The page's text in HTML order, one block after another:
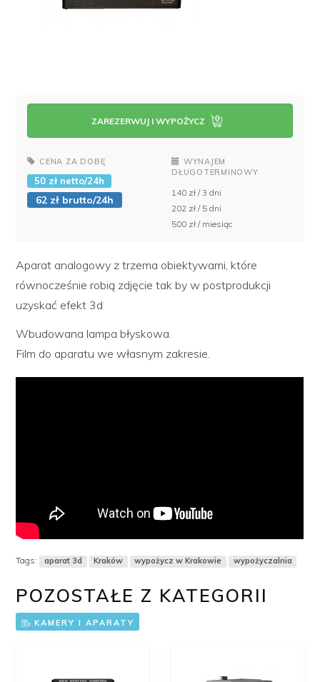
ZAREZERWUJ I WYPOŻYCZ
CENA ZA DOBĘ
50 zł netto/24h
62 zł brutto/24h
WYNAJEM
DŁUGOTERMINOWY
140 zł / 3 dni
202 zł / 5 dni
500 zł / miesiąc
Aparat analogowy z trzema obiektywami, które
równocześnie robią zdjęcie tak by w postprodukcji
uzyskać efekt 3d
Wbudowana lampa błyskowa.
Film do aparatu we własnym zakresie.
Tags: aparat 3d Kraków wypożycz w Krakowie wypożyczalnia
POZOSTAŁE Z KATEGORII
KAMERY I APARATY